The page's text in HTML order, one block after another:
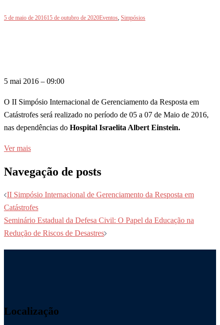
5 de maio de 201615 de outubro de 2020Eventos, Simpósios
5 mai 2016 – 09:00
O II Simpósio Internacional de Gerenciamento da Resposta em
Catástrofes será realizado no período de 05 a 07 de Maio de 2016,
nas dependências do Hospital Israelita Albert Einstein.
Ver mais
Navegação de posts
II Simpósio Internacional de Gerenciamento da Resposta em
Catástrofes
Seminário Estadual da Defesa Civil: O Papel da Educação na
Redução de Riscos de Desastres
Localização